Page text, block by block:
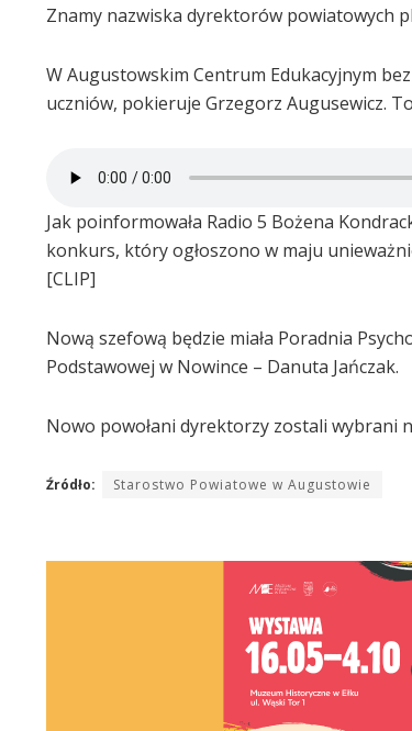
Znamy nazwiska dyrektorów powiatowych
W Augustowskim Centrum Edukacyjnym
uczniów, pokieruje Grzegorz Augusewicz.
Jak poinformowała Radio 5 Bożena
konkurs, który ogłoszono w maju
[CLIP]
Nową szefową będzie miała Poradnia
Podstawowej w Nowince – Danuta Jańczak.
Nowo powołani dyrektorzy zostali wybrani
Źródło: Starostwo Powiatowe w Augustowie